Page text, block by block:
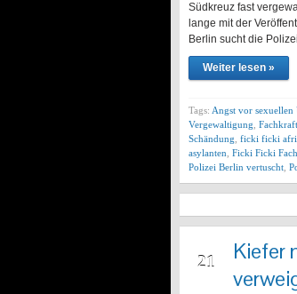
Südkreuz fast
lange mit der
Berlin sucht die
Weiter lesen »
Tags: Angst vor
Vergewaltigung
Schändung ficki ficki
asylanten Ficki Ficki
Polizei Berlin vertuscht
21
Kiefer